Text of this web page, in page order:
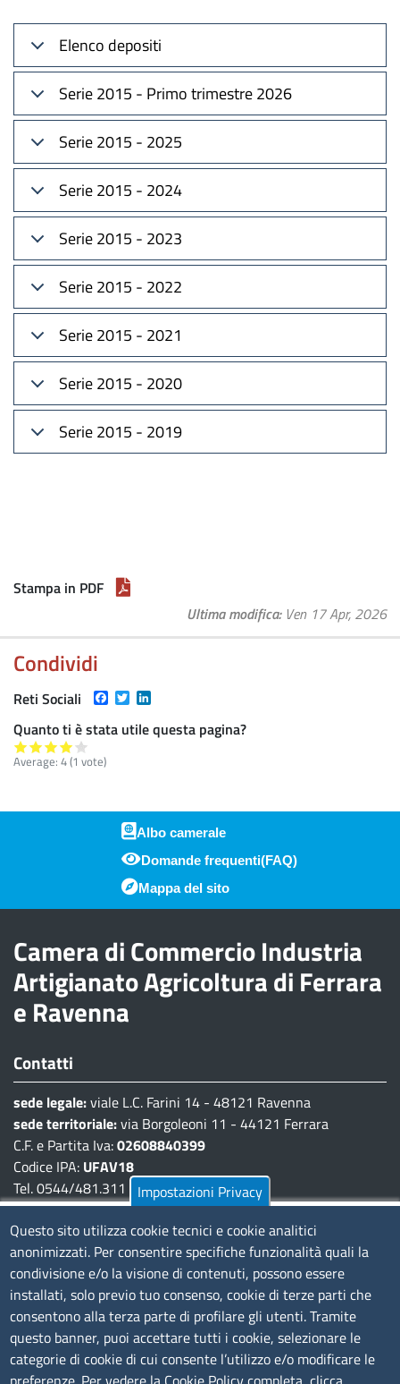
Elenco depositi
Serie 2015 - Primo trimestre 2026
Serie 2015 - 2025
Serie 2015 - 2024
Serie 2015 - 2023
Serie 2015 - 2022
Serie 2015 - 2021
Serie 2015 - 2020
Serie 2015 - 2019
Stampa in PDF
Ultima modifica Ven 17 Apr, 2026
Condividi
Reti Sociali Facebook
Twitter
Quanto ti è stata utile questa pagina?
Average: 4(1 vote)
Piè di pagina
Albo camerale
Domande frequenti(FAQ)
Mappa del sito
Camera di Commercio Industria
Artigianato Agricoltura di Ferrara
e Ravenna
Contatti
sede legale:viale L.C. Farini 14 - 48121 Ravenna
sede territoriale:via Borgoleoni 11 - 44121 Ferrara
C.F. e Partita Iva:02608840399
Codice IPA: UFAV18
Tel. 0544/481.311 - 0532/783.711
Pec:cciaa@pec.fera.camcom.it
Amministrazione Trasparente
Bandi di gara
Bilanci
Concorsi e selezioni
Procedimenti
Impostazioni Privacy
Questo sito utilizza cookie tecnici e cookie analitici
anonimizzati. Per consentire specifiche funzionalità quali la
condivisione e/o la visione di contenuti, possono essere
installati, solo previo tuo consenso, cookie di terze parti che
consentono alla terza parte di profilare gli utenti. Tramite
questo banner, puoi accettare tutti i cookie, selezionare le
categorie di cookie di cui consente l’utilizzo e/o modificare le